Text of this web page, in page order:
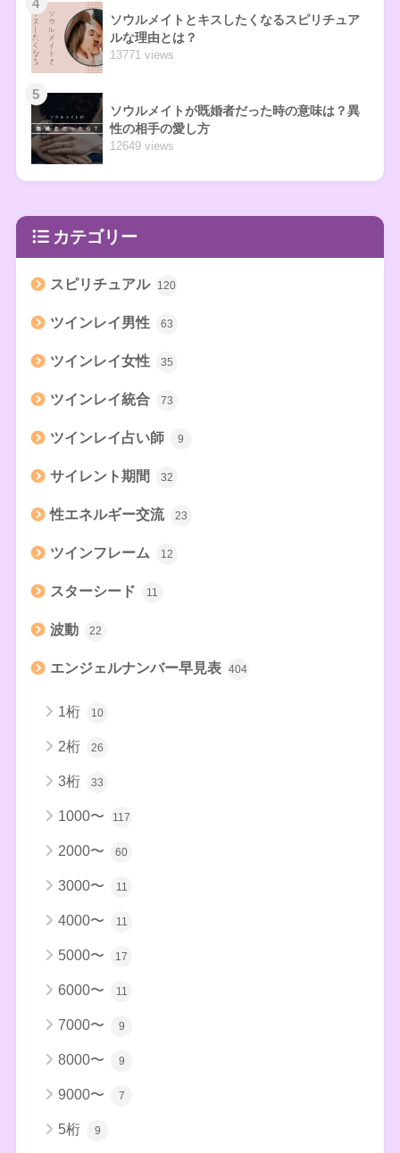
ソウルメイトとキスしたくなるスピリチュア
ルな理由とは？
13771 views
5
ソウルメイトが既婚者だった時の意味は？異
性の相手の愛し方
12649 views
カテゴリー
スピリチュアル 120
ツインレイ男性 63
ツインレイ女性 35
ツインレイ統合 73
ツインレイ占い師 9
サイレント期間 32
性エネルギー交流 23
ツインフレーム 12
スターシード 11
波動 22
エンジェルナンバー早見表 404
1桁 10
2桁 26
3桁 33
1000〜 117
2000〜 60
3000〜 11
4000〜 11
5000〜 17
6000〜 11
7000〜 9
8000〜 9
9000〜 7
5桁 9